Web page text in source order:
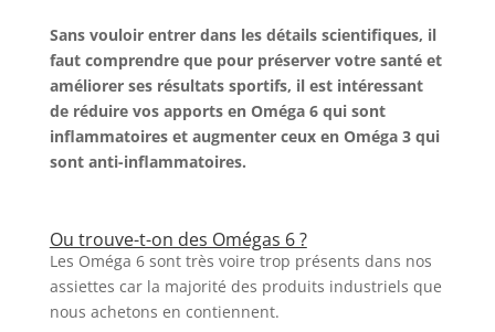
Sans vouloir entrer dans les détails scientifiques, il
faut comprendre que pour préserver votre santé et
améliorer ses résultats sportifs, il est intéressant
de réduire vos apports en Oméga 6 qui sont
inflammatoires et augmenter ceux en Oméga 3 qui
sont anti-inflammatoires.
Ou trouve-t-on des Omégas 6 ?
Les Oméga 6 sont très voire trop présents dans nos
assiettes car la majorité des produits industriels que
nous achetons en contiennent.